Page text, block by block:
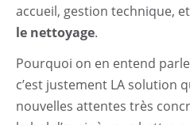
accueil, gestion technique,
le nettoyage.
Pourquoi on en entend
c’est justement LA solution
nouvelles attentes très